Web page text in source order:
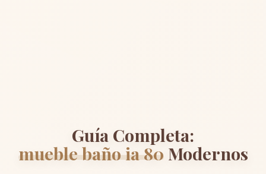
Guía Completa:
mueble baño ia 80Modernos